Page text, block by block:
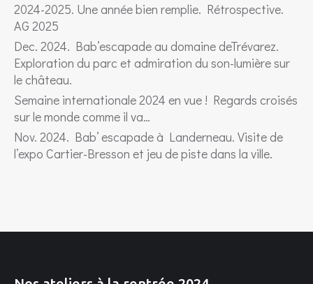
2024-2025. Une année bien remplie. Rétrospective.
AG 2025
Dec. 2024. Bab’escapade au domaine deTrévarez.
Exploration du parc et admiration du son-lumière sur
le château.
Semaine internationale 2024 en vue ! Regards croisés
sur le monde comme il va…
Nov. 2024. Bab’ escapade à Landerneau. Visite de
l’expo Cartier-Bresson et jeu de piste dans la ville.